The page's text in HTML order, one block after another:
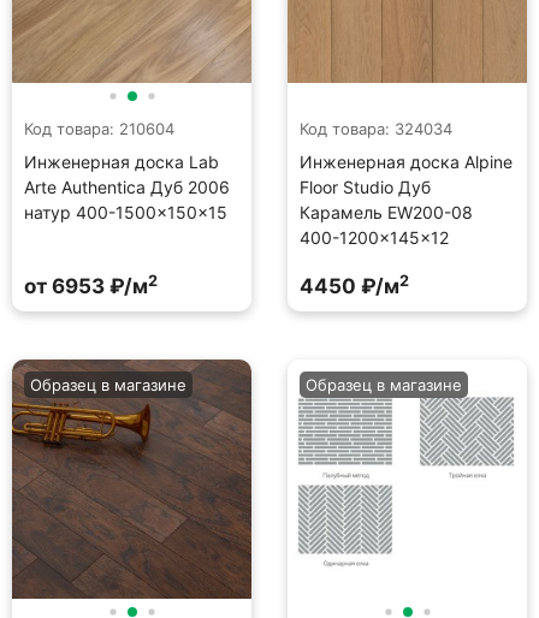
Код товара: 210604
Инженерная доска Lab
Arte Authentica Дуб 2006
натур 400-1500×150×15
от 6953 ₽/м2
Код товара: 324034
Инженерная доска Alpine
Floor Studio Дуб
Карамель EW200-08
400-1200×145×12
4450 ₽/м2
Образец в магазине Образец в магазине